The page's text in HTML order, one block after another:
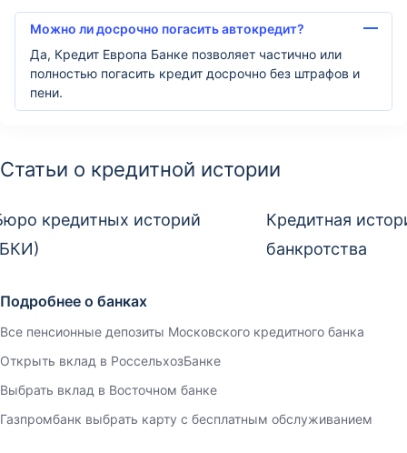
Можно ли досрочно погасить автокредит?
Да, Кредит Европа Банке позволяет частично или
полностью погасить кредит досрочно без штрафов и
пени.
Статьи о кредитной истории
кредитных историй
Кредитная
банкротства
Подробнее о банках
Все пенсионные депозиты Московского кредитного банка
Открыть вклад в РоссельхозБанке
Выбрать вклад в Восточном банке
Газпромбанк выбрать карту с бесплатным обслуживанием